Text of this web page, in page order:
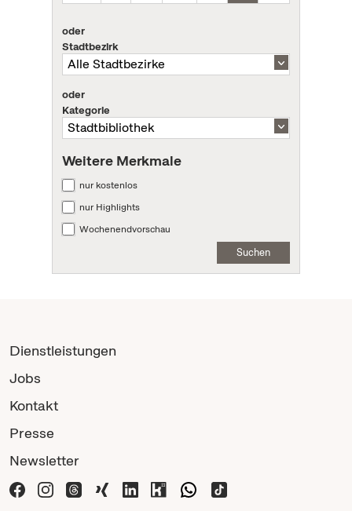
oder
Stadtbezirk
oder
Kategorie
Weitere Merkmale
nur kostenlos
nur Highlights
Wochenendvorschau
Suchen
Dienstleistungen
Jobs
Kontakt
Presse
Newsletter